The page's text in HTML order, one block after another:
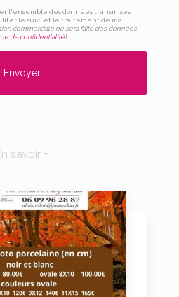
l'ensemble des données transmises
le suivi et le traitement de ma
commerciale ne sera faite des données
de confidentialité)
savoir +